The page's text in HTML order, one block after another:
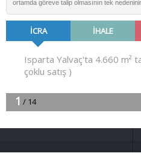
ortamda göreve talip olmasının tek nedeninin